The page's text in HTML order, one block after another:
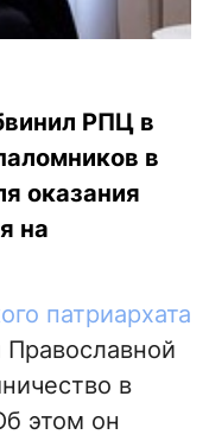
РПЦ в
в
оказания
на
патриархата
в
этом он